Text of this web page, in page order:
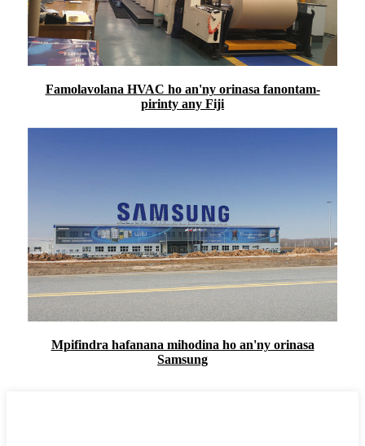
Famolavolana HVAC ho an'ny orinasa fanontam-
pirinty any Fiji
Mpifindra hafanana mihodina ho an'ny orinasa
Samsung